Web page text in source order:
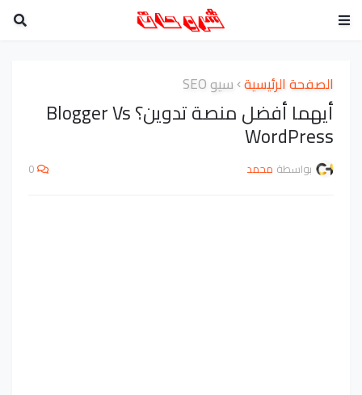
الصفحة الرئيسية سيو SEO
أيهما أفضل منصة تدوين؟ Blogger Vs
WordPress
بواسطة محمد 0